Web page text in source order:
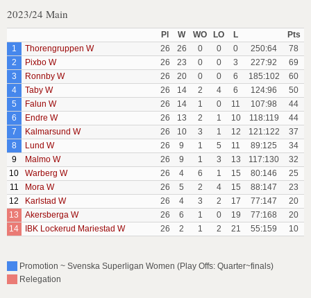
2023/24 Main
Pl W WO LO L
Pts
1
Thorengruppen W 26 26 0 0 0 250:64
78
2
Pixbo W 26 23 0 0 3 227:92
69
3
Ronnby W 26 20 0 0 6 185:102
60
4
Taby W 26 14 2 4 6 124:96
50
5
Falun W 26 14 1 0 11 107:98
44
6
Endre W 26 13 2 1 10 118:119
44
7
Kalmarsund W 26 10 3 1 12 121:122
37
8
Lund W 26 9 1 5 11 89:125
34
9
Malmo W 26 9 1 3 13 117:130
32
10
Warberg W 26 4 6 1 15 80:146
25
11
Mora W 26 5 2 4 15 88:147
23
12
Karlstad W 26 4 3 2 17 77:147
20
13
Akersberga W 26 6 1 0 19 77:168
20
14
IBK Lockerud Mariestad W 26 2 1 2 21 55:159 10
Promotion ~ Svenska Superligan Women (Play Offs: Quarter~finals)
Relegation